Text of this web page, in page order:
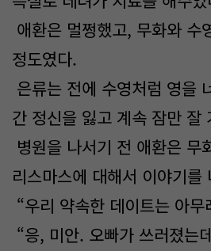
애환은 멀쩡했고, 무화와 수
정도였다.
은류는 전에 수영처럼 영을
간 정신을 잃고 계속 잠만 잘
병원을 나서기 전 애환은 무
리스마스에 대해서 이야기를
“우리 약속한 데이트는 아무
“응, 미안. 오빠가 쓰러졌는